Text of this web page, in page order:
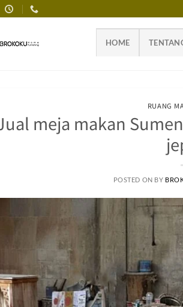
HOME
RUANG
meja makan
POSTED ON BY